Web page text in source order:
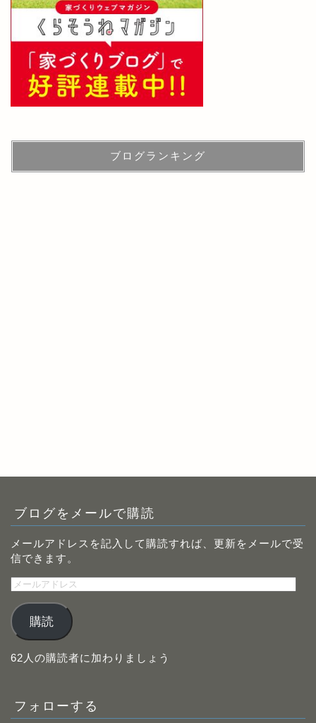
ブログランキング
ブログをメールで購読
メールアドレスを記入して購読すれば、更新をメールで受
信できます。
メ
ル
ア
ド
レ
購読
62人の購読者に加わりましょう
フォローする